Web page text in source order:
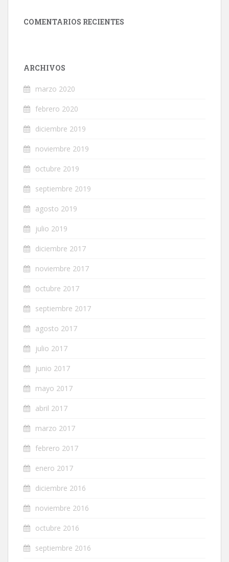
COMENTARIOS RECIENTES
ARCHIVOS
marzo 2020
febrero 2020
diciembre 2019
noviembre 2019
octubre 2019
septiembre 2019
agosto 2019
julio 2019
diciembre 2017
noviembre 2017
octubre 2017
septiembre 2017
agosto 2017
julio 2017
junio 2017
mayo 2017
abril 2017
marzo 2017
febrero 2017
enero 2017
diciembre 2016
noviembre 2016
octubre 2016
septiembre 2016